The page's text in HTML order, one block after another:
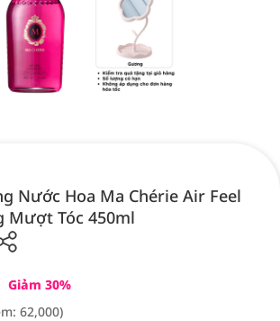
Nước Hoa Ma Chérie Air Feel
Mượt Tóc 450ml
Giảm 30%
62,000)